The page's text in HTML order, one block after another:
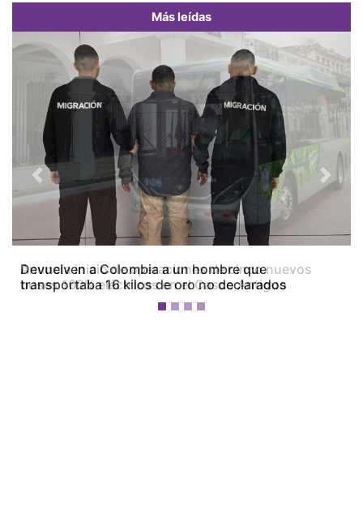
Más leídas
Devuelven a Colombia a un hombre que
transportaba 16 kilos de oro no declarados
Previous Next